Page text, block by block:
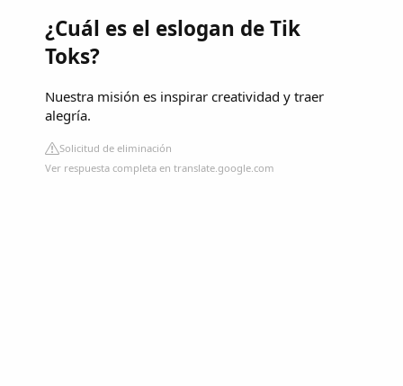
¿Cuál es el eslogan de Tik
Toks?
Nuestra misión es inspirar creatividad y traer
alegría.
Solicitud de eliminación
Ver respuesta completa en translate.google.com